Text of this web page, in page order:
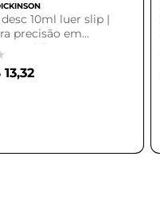
10ml luer slip |
precisão em
médicas
13,32